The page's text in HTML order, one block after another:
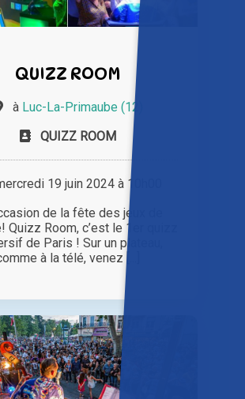
QUIZZ ROOM
à Luc-La-Primaube (12)
QUIZZ ROOM
19 juin 2024 à 10h00
de la fête des jeux de
Quizz Room, c’est le 1er quizz
de Paris ! Sur un plateau,
à la télé, venez [...]